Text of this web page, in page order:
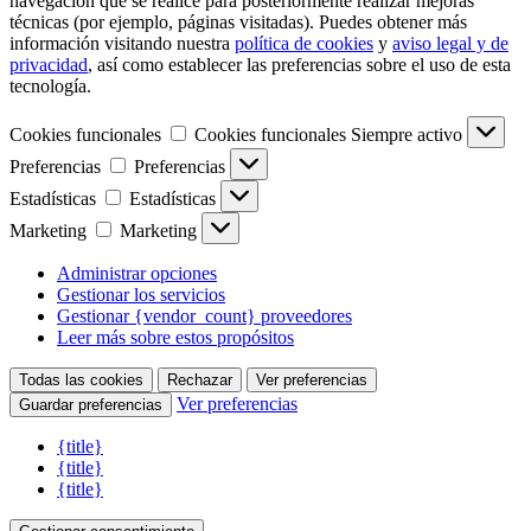
técnicas (por ejemplo, páginas visitadas). Puedes obtener más
información visitando nuestra política de cookies y aviso legal y de
privacidad, así como establecer las preferencias sobre el uso de esta
tecnología.
Cookies funcionales Cookies funcionales Siempre activo
Preferencias
Preferencias
Estadísticas
Estadísticas
Marketing
Marketing
Administrar opciones
Gestionar los servicios
Gestionar {vendor_count} proveedores
Leer más sobre estos propósitos
Todas las cookies Rechazar
Ver preferencias
Guardar preferencias
Ver preferencias
{title}
{title}
{title}